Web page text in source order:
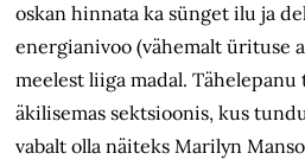
oskan hinnata ka sünget ilu ja
energianivoo (vähemalt ürituse
meelest liiga madal. Tähelepanu
äkilisemas sektsioonis, kus
vabalt olla näiteks Marilyn